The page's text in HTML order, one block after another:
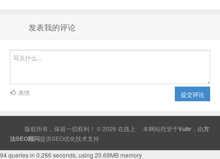
发表我的评论
提交评论
表情
版权所有，保留一切权利！ © 2026 在路上 本网站托管于Vultr ，由方
法SEO顾问提供SEO优化技术支持
94 queries in 0.266 seconds, using 20.69MB memory